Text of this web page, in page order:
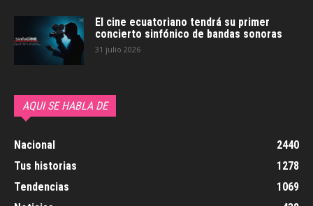
El cine ecuatoriano tendrá su primer
concierto sinfónico de bandas sonoras
31 julio 2026
AQUI SE HABLA DE
Nacional
2440
Tus historias
1278
Tendencias
1069